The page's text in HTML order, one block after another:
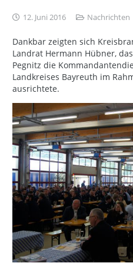
12. Juni 2016 Nachrichten
Dankbar zeigten sich
Landrat Hermann Hübner,
Pegnitz die
Landkreises Bayreuth im
ausrichtete.